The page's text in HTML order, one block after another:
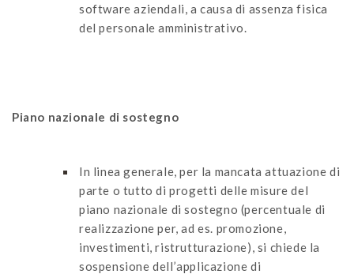
software aziendali, a causa di assenza fisica
del personale amministrativo.
Piano nazionale di sostegno
In linea generale, per la mancata attuazione di
parte o tutto di progetti delle misure del
piano nazionale di sostegno (percentuale di
realizzazione per, ad es. promozione,
investimenti, ristrutturazione), si chiede la
sospensione dell’applicazione di